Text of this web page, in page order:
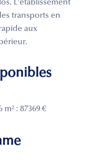
L'établissement
transports en
aux
: 87369 €